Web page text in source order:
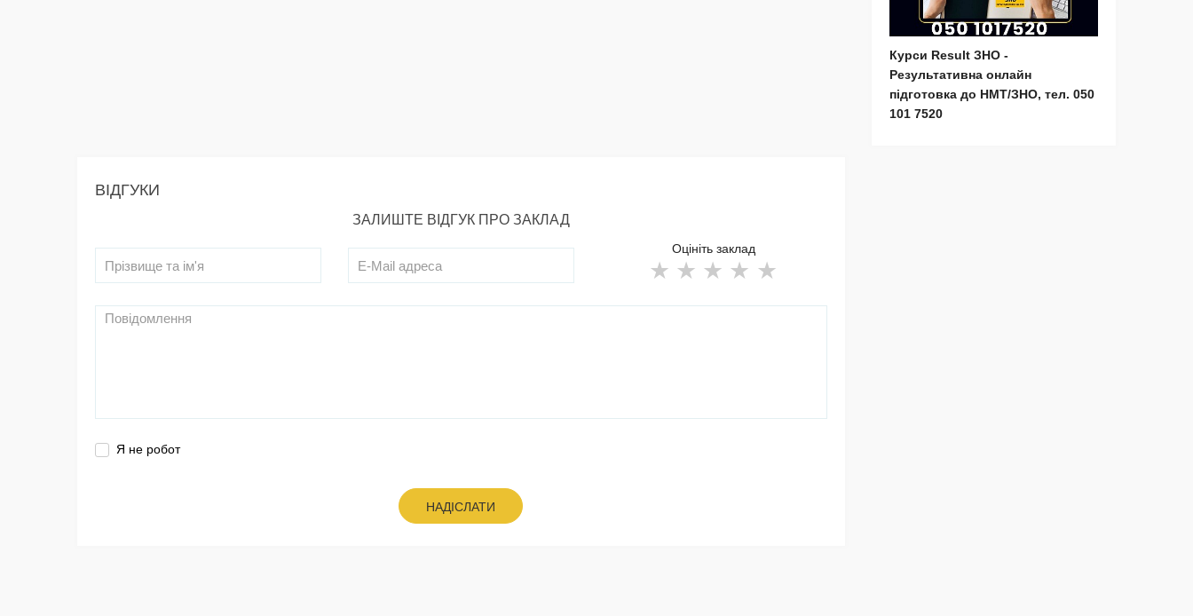
ВІДГУКИ
ЗАЛИШТЕ ВІДГУК ПРО ЗАКЛАД
Оцініть заклад
Я не робот
НАДІСЛАТИ
Курси Result ЗНО -
Результативна онлайн
підготовка до НМТ/ЗНО, тел. 050
101 7520